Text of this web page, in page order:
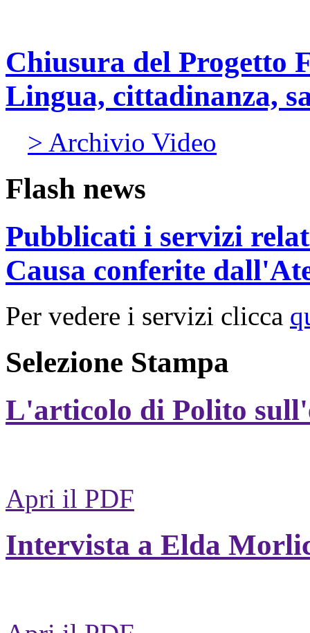
Chiusura del Progetto
Lingua, cittadinanza,
> Archivio Video
Flash news
Pubblicati i servizi
Causa conferite
Per vedere i servizi clicca
Selezione Stampa
L'articolo di Polito
Apri il PDF
Intervista a Elda